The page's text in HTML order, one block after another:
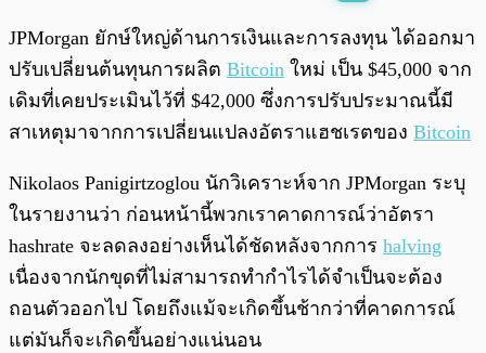
พร้อมเล่น /0:00
JPMorgan ยักษ์ใหญ่ด้านการเงินและการลงทุน ได้ออกมา
ปรับเปลี่ยนต้นทุนการผลิต Bitcoin ใหม่ เป็น $45,000 จาก
เดิมที่เคยประเมินไว้ที่ $42,000 ซึ่งการปรับประมาณนี้มี
สาเหตุมาจากการเปลี่ยนแปลงอัตราแฮชเรตของ Bitcoin
Nikolaos Panigirtzoglou นักวิเคราะห์จาก JPMorgan ระบุ
ในรายงานว่า ก่อนหน้านี้พวกเราคาดการณ์ว่าอัตรา
hashrate จะลดลงอย่างเห็นได้ชัดหลังจากการ halving
เนื่องจากนักขุดที่ไม่สามารถทำกำไรได้จำเป็นจะต้อง
ถอนตัวออกไป โดยถึงแม้จะเกิดขึ้นช้ากว่าที่คาดการณ์
แต่มันก็จะเกิดขึ้นอย่างแน่นอน